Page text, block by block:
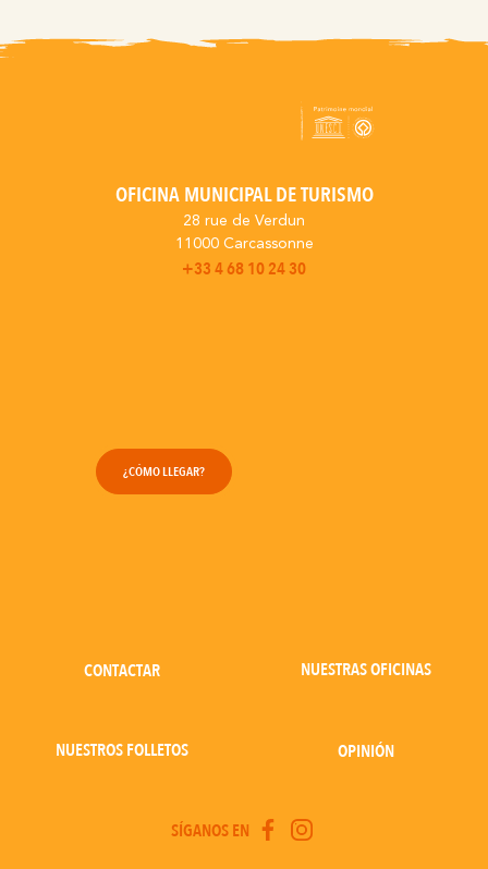
OFICINA MUNICIPAL DE TURISMO
28 rue de Verdun
11000 Carcassonne
+33 4 68 10 24 30
¿CÓMO LLEGAR?
CONTACTAR NUESTRAS OFICINAS
NUESTROS FOLLETOS OPINIÓN
SÍGANOS EN